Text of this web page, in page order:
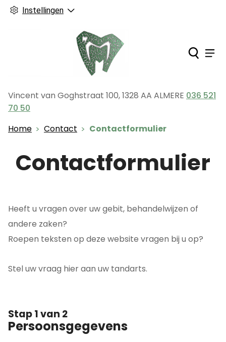
Instellingen
Vincent van Goghstraat 100,1328 AA ALMERE Tel:
036 521
70 50
Home
Contact Contactformulier
Contactformulier
Heeft u vragen over uw gebit, behandelwijzen of
andere zaken?
Roepen teksten op deze website vragen bij u op?
Stel uw vraag hier aan uw tandarts.
Stap 1 van 2
Persoonsgegevens